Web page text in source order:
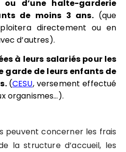
ou d’une halte-garderie
de moins 3 ans.(que
directement ou en
d’autres).
à leurs salariés pour les
garde de leurs enfants de
(CESU, versement effectué
organismes…).
peuvent concerner les frais
la structure d’accueil, les